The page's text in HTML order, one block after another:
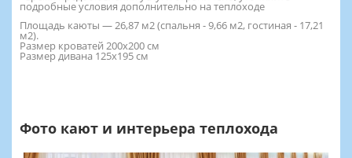
подробные условия дополнительно на теплоходе
Площадь каюты — 26,87 м2 (спальня - 9,66 м2, гостиная - 17,21
м2).
Размер кроватей 200х200 см
Размер дивана 125х195 см
Фото кают и интерьера теплохода